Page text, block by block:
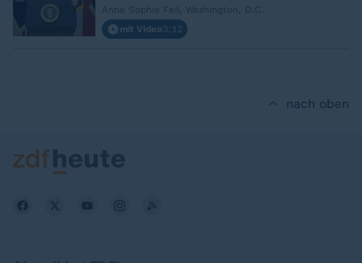
mit Video3:12
nach oben